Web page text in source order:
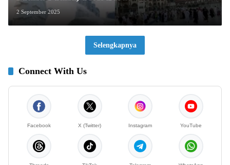
2 September 2025
Selengkapnya
Connect With Us
Facebook X (Twitter) Instagram YouTube